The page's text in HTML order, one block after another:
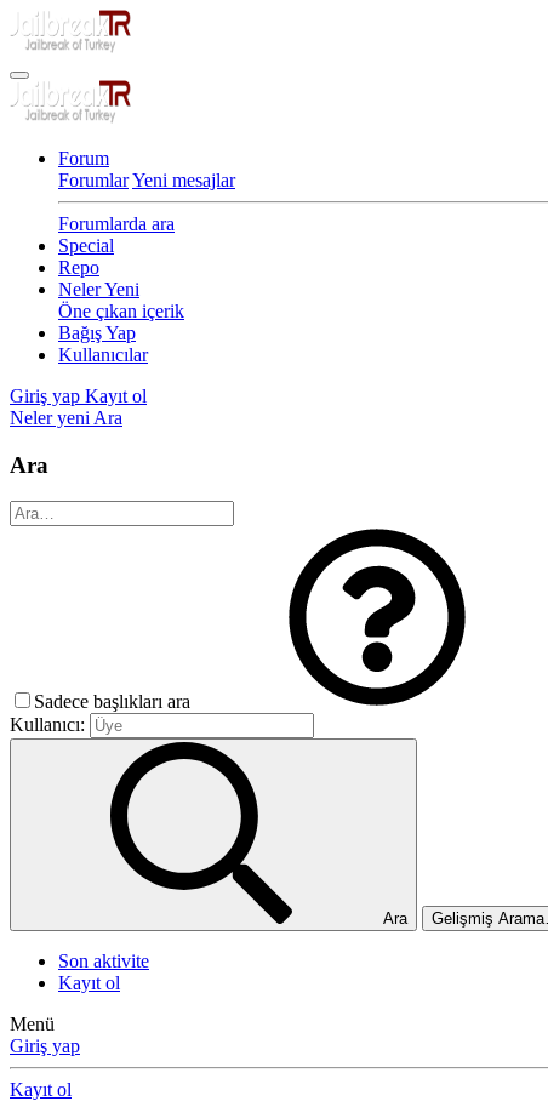
Forum
ForumlarYeni mesajlar
Forumlarda ara
Special
Repo
Neler Yeni
Öne çıkan içerik
Bağış Yap
Kullanıcılar
Giriş yap Kayıt ol
Neler yeni Ara
Ara
Sadece başlıkları ara
Kullanıcı:
Ara Gelişmiş
Son aktivite
Kayıt ol
Menü
Giriş yap
Kayıt ol